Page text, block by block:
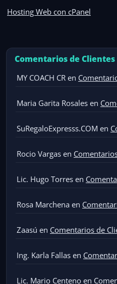
Hosting Web con cPanel
Comentarios de Clientes
MY COACH CR en
Maria Garita Rosales en
SuRegaloExpresss.COM en
Rocio Vargas en
Lic. Hugo Torres en
Rosa Marchena en
Zaasú en Comentarios de
Ing. Karla Fallas en
Lic. Mario Centeno en